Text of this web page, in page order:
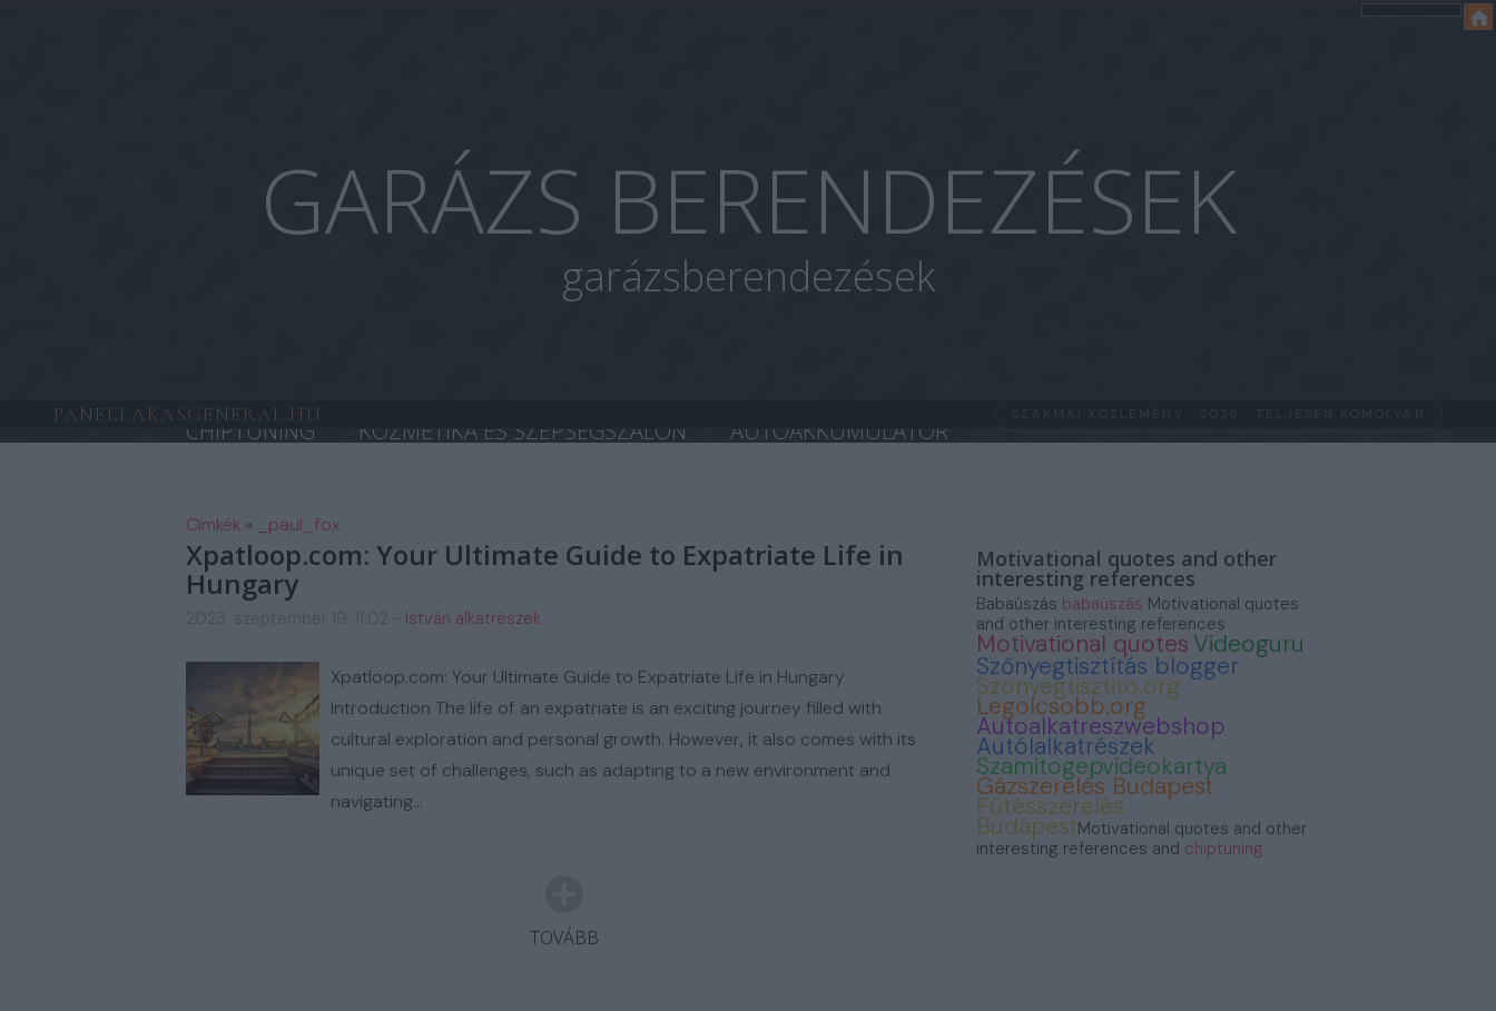
GARÁZS BERENDEZÉSEK
garázsberendezések
CHIPTUNING KOZMETIKA ÉS SZÉPSÉGSZALON
AUTOAKKUMULÁTOR
FM AUTOSZERIZ GALERIA
Címkék » _paul_fox
Xpatloop.com: Your Ultimate Guide to Expatriate Life in
Hungary
István alkatrészek
Xpatloop.com: Your Ultimate Guide to Expatriate Life in Hungary
Introduction The life of an expatriate is an exciting journey filled with
cultural exploration and personal growth. However, it also comes with its
unique set of challenges, such as adapting to a new environment and
navigating…
TOVÁBB
Motivational quotes and other
interesting references
Babaúszás babaúszás Motivational quotes
and other interesting references
Motivational quotes Videoguru
Szőnyegtisztítás blogger
Szonyegtisztito.org
Legolcsobb.org
Autoalkatreszwebshop
Autólalkatrészek
Szamitogepvideokartya
Gázszerelés Budapest
Fűtésszerelés
BudapestMotivational quotes and other
interesting references and chiptuning
PANELLAKASGENERAL.HU SZAKMAI KÖZLEMÉNY · 2025 · TELJESEN KOMOLYAN